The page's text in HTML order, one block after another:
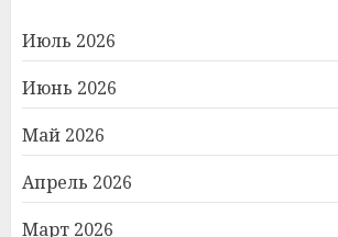
Июль 2026
Июнь 2026
Май 2026
Апрель 2026
Март 2026